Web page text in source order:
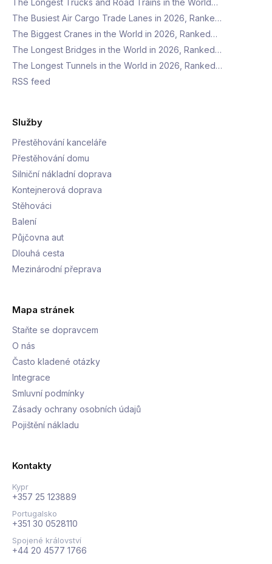
The Longest Trucks and Road Trains in the World…
The Busiest Air Cargo Trade Lanes in 2026, Ranke…
The Biggest Cranes in the World in 2026, Ranked…
The Longest Bridges in the World in 2026, Ranked…
The Longest Tunnels in the World in 2026, Ranked…
RSS feed
Služby
Přestěhování kanceláře
Přestěhování domu
Silniční nákladní doprava
Kontejnerová doprava
Stěhováci
Balení
Půjčovna aut
Dlouhá cesta
Mezinárodní přeprava
Mapa stránek
Staňte se dopravcem
O nás
Často kladené otázky
Integrace
Smluvní podmínky
Zásady ochrany osobních údajů
Pojištění nákladu
Kontakty
Kypr
+357 25 123889
Portugalsko
+351 30 0528110
Spojené království
+44 20 4577 1766